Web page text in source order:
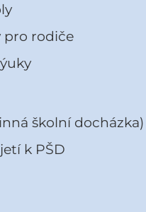
pro rodiče
školní docházka)
k PŠD